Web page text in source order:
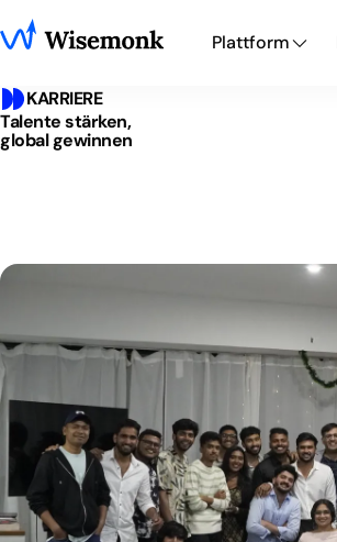
Plattform
KARRIERE
Talente stärken,
global gewinnen